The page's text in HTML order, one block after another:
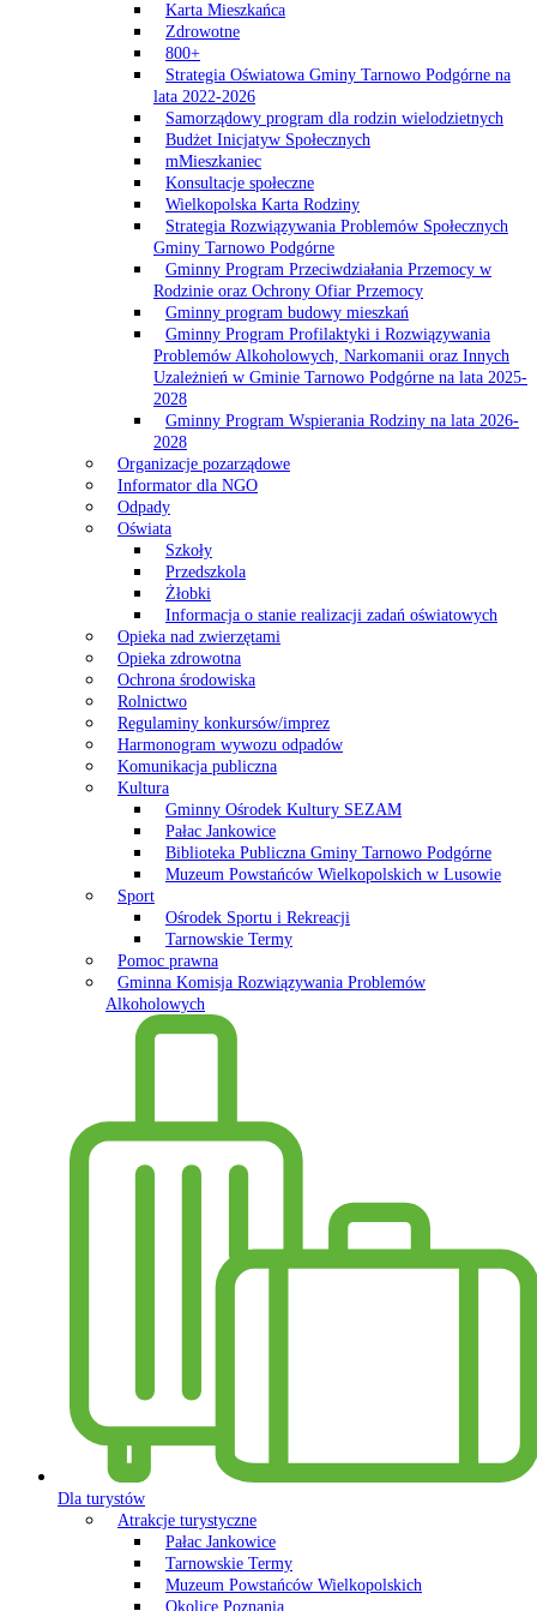
Karta Mieszkańca
Zdrowotne
800+
Strategia Oświatowa Gminy Tarnowo Podgórne na
lata 2022-2026
Samorządowy program dla rodzin wielodzietnych
Budżet Inicjatyw Społecznych
mMieszkaniec
Konsultacje społeczne
Wielkopolska Karta Rodziny
Strategia Rozwiązywania Problemów Społecznych
Gminy Tarnowo Podgórne
Gminny Program Przeciwdziałania Przemocy w
Rodzinie oraz Ochrony Ofiar Przemocy
Gminny program budowy mieszkań
Gminny Program Profilaktyki i Rozwiązywania
Problemów Alkoholowych, Narkomanii oraz Innych
Uzależnień w Gminie Tarnowo Podgórne na lata 2025-
2028
Gminny Program Wspierania Rodziny na lata 2026-
2028
Organizacje pozarządowe
Informator dla NGO
Odpady
Oświata
Szkoły
Przedszkola
Żłobki
Informacja o stanie realizacji zadań oświatowych
Opieka nad zwierzętami
Opieka zdrowotna
Ochrona środowiska
Rolnictwo
Regulaminy konkursów/imprez
Harmonogram wywozu odpadów
Komunikacja publiczna
Kultura
Gminny Ośrodek Kultury SEZAM
Pałac Jankowice
Biblioteka Publiczna Gminy Tarnowo Podgórne
Muzeum Powstańców Wielkopolskich w Lusowie
Sport
Ośrodek Sportu i Rekreacji
Tarnowskie Termy
Pomoc prawna
Gminna Komisja Rozwiązywania Problemów
Alkoholowych
Dla turystów
Atrakcje turystyczne
Pałac Jankowice
Tarnowskie Termy
Muzeum Powstańców Wielkopolskich
Okolice Poznania